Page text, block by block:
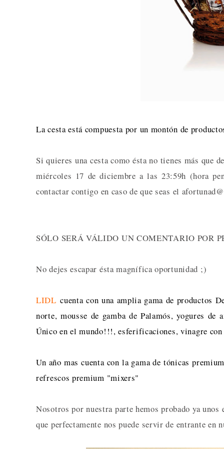
La cesta está compuesta por un montón de
Si quieres una cesta como ésta no tienes más que
miércoles 17 de diciembre a las 23:59h (hora
contactar contigo en caso de que seas el afortunad@
SÓLO SERÁ VÁLIDO UN COMENTARIO POR
No dejes escapar ésta magnífica oportunidad ;)
LIDL cuenta con una amplia gama de productos
norte, mousse de gamba de Palamós, yogures
Único en el mundo!!!, esferificaciones, vinagre
Un año mas cuenta con la gama de tónicas
refrescos premium "mixers"
Nosotros por nuestra parte hemos probado ya unos
que perfectamente nos puede servir de entrante en